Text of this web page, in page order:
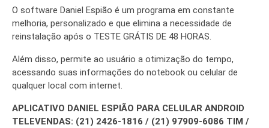
O software Daniel Espião é um programa em constante
melhoria, personalizado e que elimina a necessidade de
reinstalação após o TESTE GRÁTIS DE 48 HORAS.
Além disso, permite ao usuário a otimização do tempo,
acessando suas informações do notebook ou celular de
qualquer local com internet.
APLICATIVO DANIEL ESPIÃO PARA CELULAR ANDROID
TELEVENDAS: (21) 2426-1816 / (21) 97909-6086 TIM /